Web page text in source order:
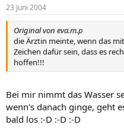
23 Juni 2004
Original von eva.m.p
die Ärztin meinte, wenn das
Zeichen dafür sein, dass es
hoffen!!!
Bei mir nimmt das Wasser
wenn's danach ginge, geht
bald los :-D :-D :-D